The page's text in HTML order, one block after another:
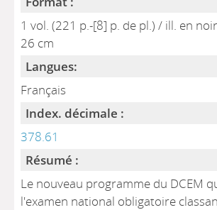
1 vol. (221 p.-[8] p. de pl.) / ill. en
26 cm
Langues:
Français
Index. décimale :
378.61
Résumé :
Le nouveau programme du DCEM
l'examen national obligatoire